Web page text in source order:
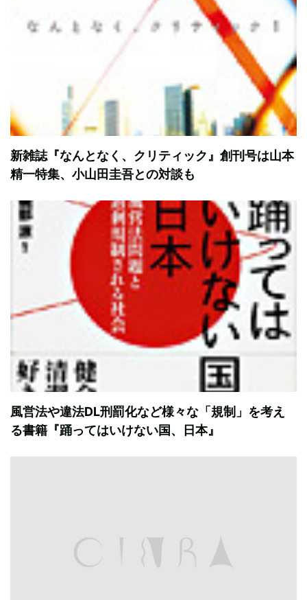
新雑誌『なんとなく、クリティック』創刊号は山本
精一特集、小山田圭吾との対談も
風営法や違法DL刑罰化など様々な「規制」を考え
る書籍『踊ってはいけない国、日本』